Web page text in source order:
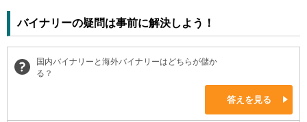
バイナリーの疑問は事前に解決しよう！
国内バイナリーと海外バイナリーはどちらが儲か
る？
答えを見る